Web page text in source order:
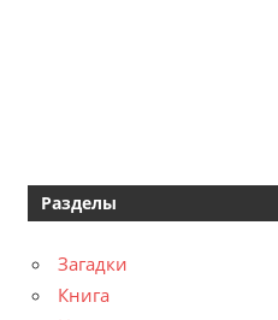
Разделы
Загадки
Книга